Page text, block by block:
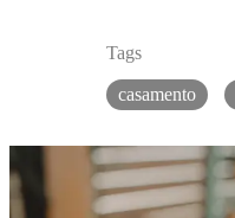
Tags
casamento